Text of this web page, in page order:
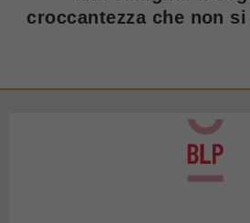
croccantezza che non